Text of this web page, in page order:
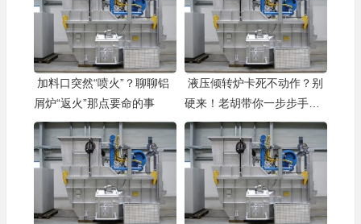
加料口突然“喷火”？聊聊铝
屑炉“返火”那点要命的事
液压倾转炉卡死不动作？别
硬来！老胡带你一步步手动
“盘”回来